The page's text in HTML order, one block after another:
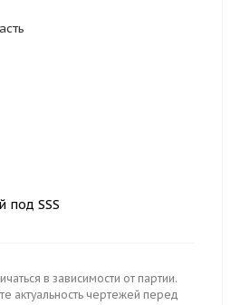
под SSS
в зависимости от партии.
актуальность чертежей перед